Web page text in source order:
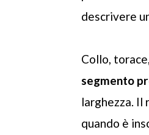
descrivere
Collo,
segmento
larghezza. Il
quando è